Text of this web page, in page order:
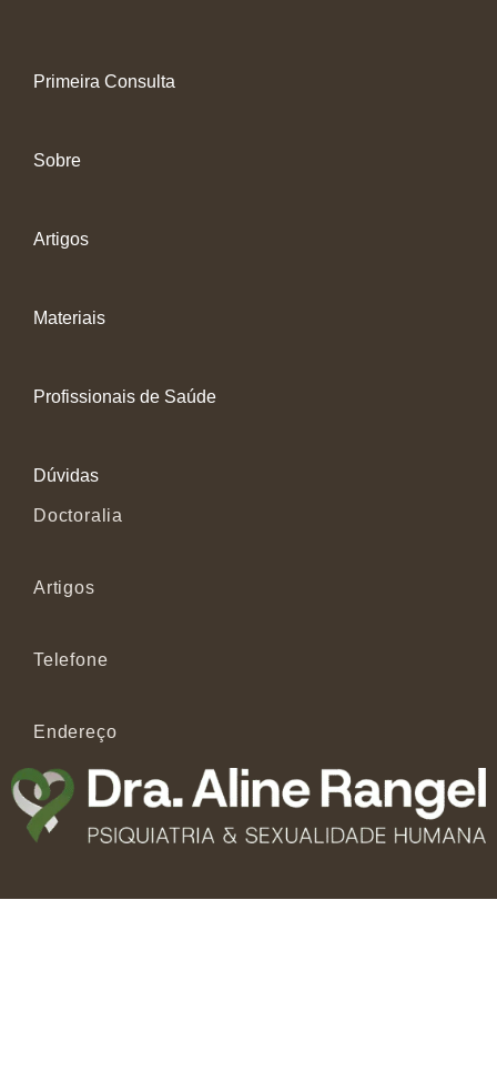
Primeira Consulta
Sobre
Artigos
Materiais
Profissionais de Saúde
Dúvidas
Doctoralia
Artigos
Telefone
Endereço